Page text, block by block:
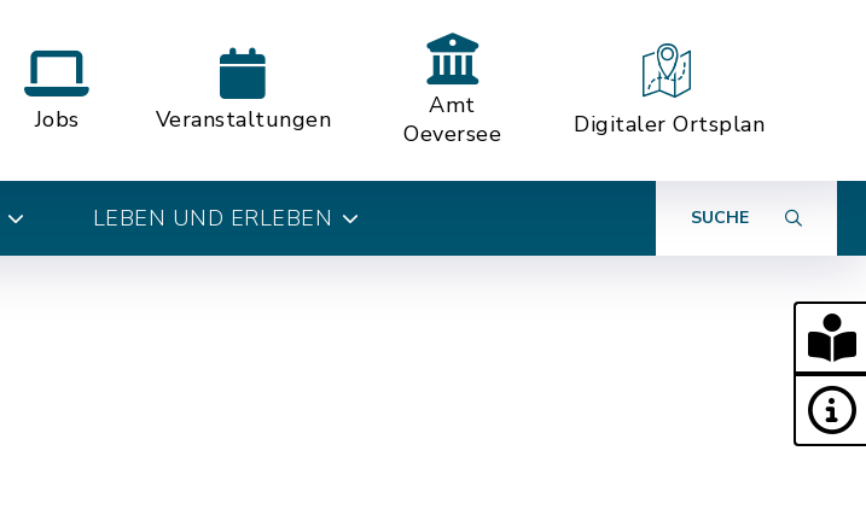
Jobs Veranstaltungen
Amt
Oeversee
Digitaler Ortsplan
LEBEN UND ERLEBEN SUCHE